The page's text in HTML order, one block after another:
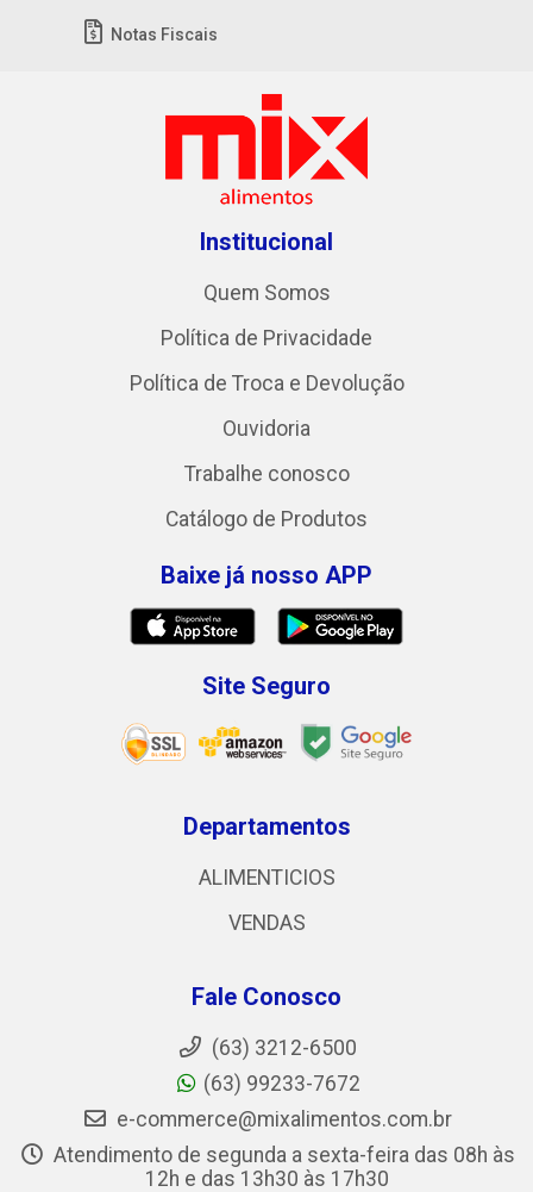
Notas Fiscais
Institucional
Quem Somos
Política de Privacidade
Política de Troca e Devolução
Ouvidoria
Trabalhe conosco
Catálogo de Produtos
Baixe já nosso APP
Site Seguro
Departamentos
ALIMENTICIOS
VENDAS
Fale Conosco
(63) 3212-6500
(63) 99233-7672
e-commerce@mixalimentos.com.br
Atendimento de segunda a sexta-feira das 08h às
12h e das 13h30 às 17h30